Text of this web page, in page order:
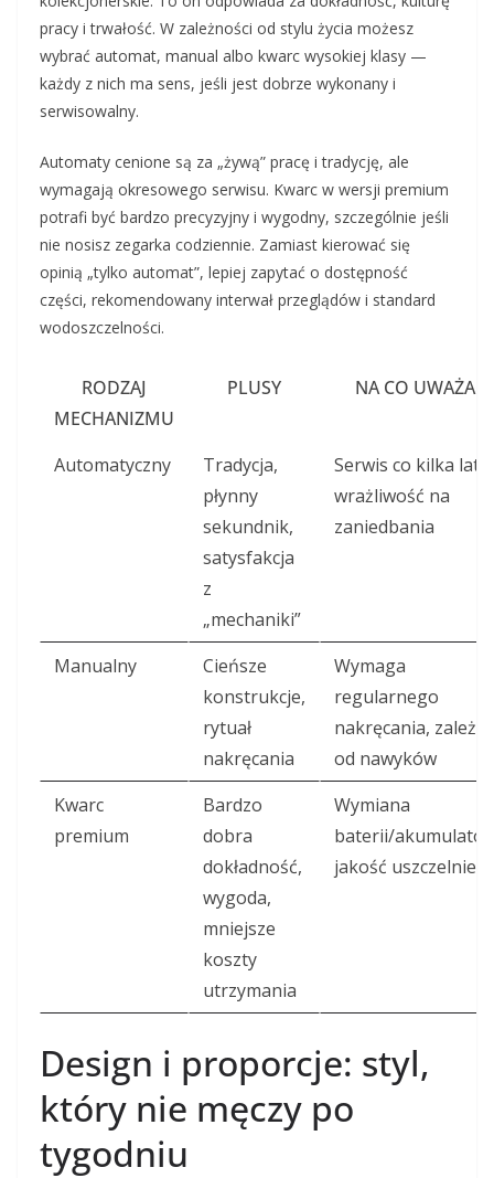
pracy i trwałość. W zależności od stylu życia możesz
wybrać automat, manual albo kwarc wysokiej klasy —
każdy z nich ma sens, jeśli jest dobrze wykonany i
serwisowalny.
Automaty cenione są za „żywą” pracę i tradycję, ale
wymagają okresowego serwisu. Kwarc w wersji premium
potrafi być bardzo precyzyjny i wygodny, szczególnie jeśli
nie nosisz zegarka codziennie. Zamiast kierować się
opinią „tylko automat”, lepiej zapytać o dostępność
części, rekomendowany interwał przeglądów i standard
wodoszczelności.
RODZAJ
MECHANIZMU
PLUSY NA CO UWAŻAĆ
Automatyczny
Tradycja,
płynny
sekundnik,
satysfakcja
z
„mechaniki”
Serwis co kilka lat,
wrażliwość na
zaniedbania
Manualny
Cieńsze
konstrukcje,
rytuał
nakręcania
Wymaga
regularnego
nakręcania, zależy
od nawyków
Kwarc
premium
Bardzo
dobra
dokładność,
wygoda,
mniejsze
koszty
utrzymania
Wymiana
baterii/
jakość uszczelnień
Design i proporcje: styl,
który nie męczy po
tygodniu